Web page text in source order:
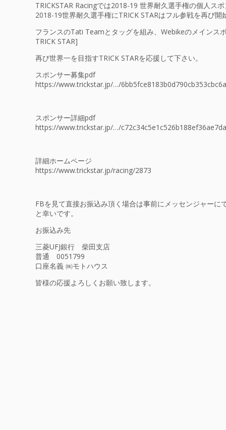
TRICKSTAR Racingでは2018-19 世界耐久選手権の個人ス
2018-19世界耐久選手権にTRICK STARはフル参戦を再び開
フランスのTati Teamとタッグを組み、Webikeのメインス
TRICK STAR]
再び世界一を目指すTRICK STARを応援して下さい。
スポンサー募集pdf
https://www.trickstar.jp/…/
スポンサー詳細pdf
https://www.trickstar.jp/…/
詳細ホームページ
https://www.trickstar.jp/racing/2873
FBを見て直接お振込み頂く場合は事前にメッセンジャー
と幸いです。
お振込み先
三菱UFJ銀行 柴田支店
普通 0051799
口座名義 ㈱モトハウス
皆様の応援よろしくお願い致します。